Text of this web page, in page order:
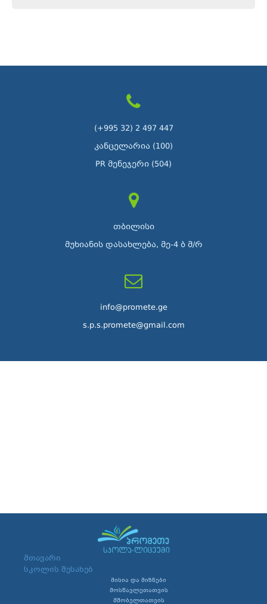
(+995 32) 2 497 447
კანცელარია (100)
PR მენეჯერი (504)
თბილისი
მუხიანის დასახლება, მე-4 ბ მ/რ
info@promete.ge
s.p.s.promete@gmail.com
მთავარი
სკოლის შესახებ
მისია და მიზნები
მოსწავლეთათვის
მშობელთათვის